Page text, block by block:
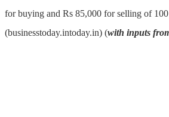
for buying and Rs 85,000 for selling of 100
(businesstoday.intoday.in) (with inputs